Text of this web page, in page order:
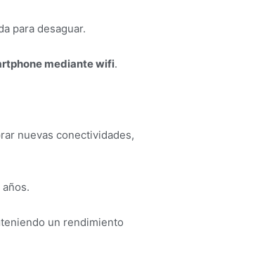
para desaguar.
mediante wifi.
nuevas conectividades,
un rendimiento